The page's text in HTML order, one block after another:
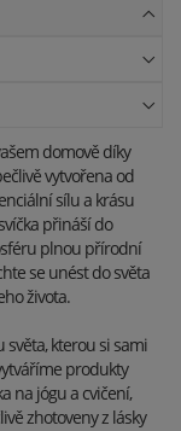
domově díky
vytvořena od
sílu a krásu
přináší do
plnou přírodní
se unést do světa
života.
světa, kterou si sami
produkty
na jógu a cvičení,
zhotoveny z lásky